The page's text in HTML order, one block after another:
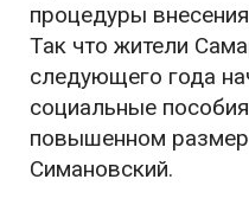
процедуры
Так что жители
следующего года
социальные
повышенном
Симановский.